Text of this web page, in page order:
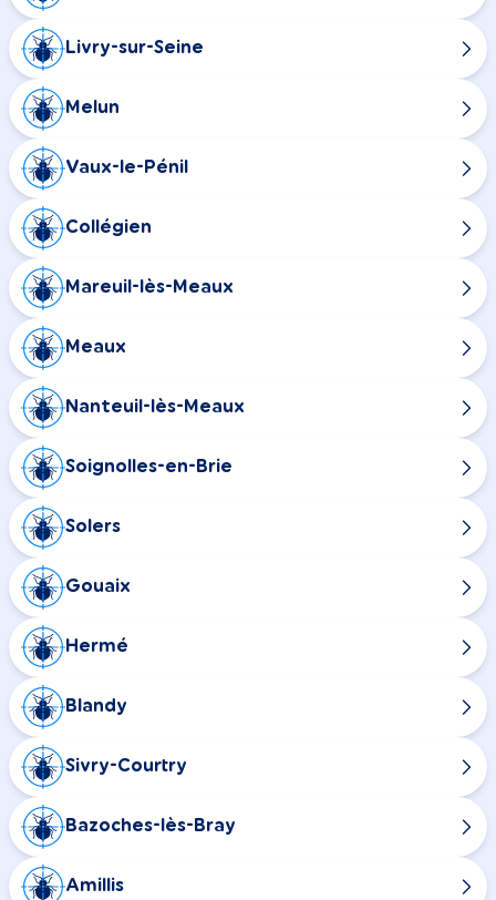
Livry-sur-Seine
Melun
Vaux-le-Pénil
Collégien
Mareuil-lès-Meaux
Meaux
Nanteuil-lès-Meaux
Soignolles-en-Brie
Solers
Gouaix
Hermé
Blandy
Sivry-Courtry
Bazoches-lès-Bray
Amillis